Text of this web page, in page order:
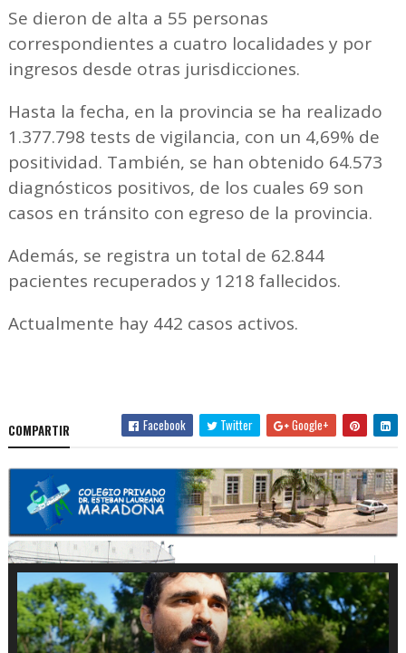
Se dieron de alta a 55 personas
correspondientes a cuatro localidades y por
ingresos desde otras jurisdicciones.
Hasta la fecha, en la provincia se ha realizado
1.377.798 tests de vigilancia, con un 4,69% de
positividad. También, se han obtenido 64.573
diagnósticos positivos, de los cuales 69 son
casos en tránsito con egreso de la provincia.
Además, se registra un total de 62.844
pacientes recuperados y 1218 fallecidos.
Actualmente hay 442 casos activos.
COMPARTIR Facebook Twitter Google+